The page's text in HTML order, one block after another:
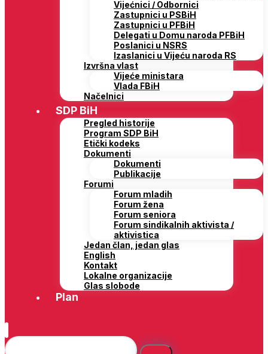
Vijećnici / Odbornici
Zastupnici u PSBiH
Zastupnici u PFBiH
Delegati u Domu naroda PFBiH
Poslanici u NSRS
Izaslanici u Vijeću naroda RS
Izvršna vlast
Vijeće ministara
Vlada FBiH
Načelnici
SDP BiH
Pregled historije
Program SDP BiH
Etički kodeks
Dokumenti
Dokumenti
Publikacije
Forumi
Forum mladih
Forum žena
Forum seniora
Forum sindikalnih aktivista /
aktivistica
Jedan član, jedan glas
English
Kontakt
Lokalne organizacije
Glas slobode
Plan